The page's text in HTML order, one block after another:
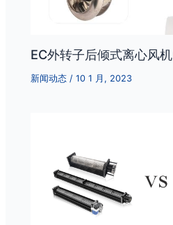
EC外转子后倾式离心风
新闻动态 /10 1 月, 2023